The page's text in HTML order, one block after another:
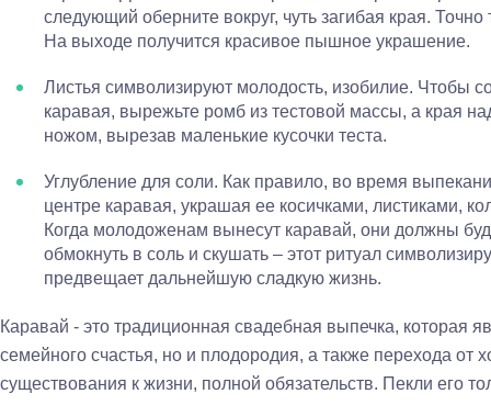
следующий оберните вокруг, чуть загибая края.
На выходе получится красивое пышное украшение.
Листья символизируют молодость, изобилие. Чтобы
каравая, вырежьте ромб из тестовой массы, а края
ножом, вырезав маленькие кусочки теста.
Углубление для соли. Как правило, во время
центре каравая, украшая ее косичками, листиками,
Когда молодоженам вынесут каравай, они должны
обмокнуть в соль и скушать – этот ритуал
предвещает дальнейшую сладкую жизнь.
Каравай - это традиционная свадебная выпечка, которая
семейного счастья, но и плодородия, а также перехода от
существования к жизни, полной обязательств. Пекли его